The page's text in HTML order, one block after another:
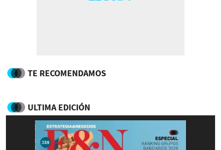
TE RECOMENDAMOS
ULTIMA EDICIÓN